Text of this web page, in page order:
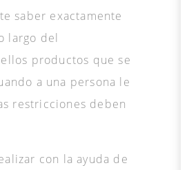
saber exactamente
largo del
productos que se
a una persona le
restricciones deben
con la ayuda de